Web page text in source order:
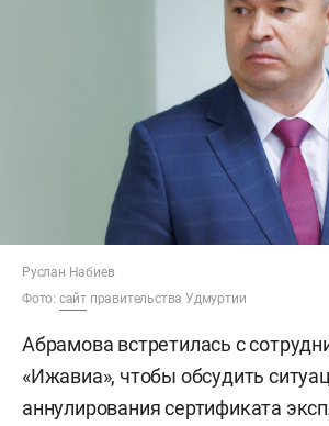
Руслан Набиев
Фото: сайт правительства Удмуртии
Абрамова встретилась с
«Ижавиа», чтобы обсудить
аннулирования сертификата